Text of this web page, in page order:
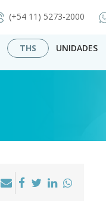
(+54 11) 5273-2000
THS UNIDADES